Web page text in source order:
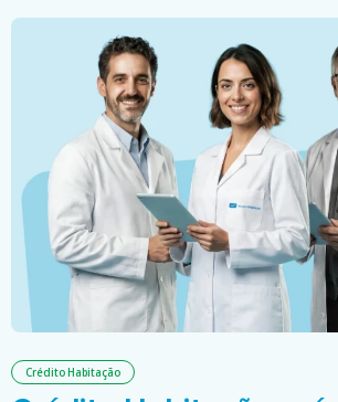
Crédito Habitação